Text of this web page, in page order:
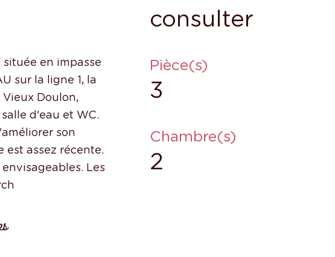
en impasse
sur la ligne 1, la
Doulon,
d'eau et WC.
son
est assez récente.
Les
consulter
Pièce(s)
3
Chambre(s)
2